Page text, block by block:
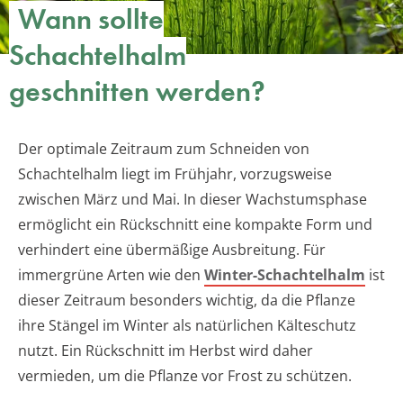
Wann sollte
Schachtelhalm
geschnitten werden?
Der optimale Zeitraum zum Schneiden von
Schachtelhalm liegt im Frühjahr, vorzugsweise
zwischen März und Mai. In dieser Wachstumsphase
ermöglicht ein Rückschnitt eine kompakte Form und
verhindert eine übermäßige Ausbreitung. Für
immergrüne Arten wie den Winter-Schachtelhalm ist
dieser Zeitraum besonders wichtig, da die Pflanze
ihre Stängel im Winter als natürlichen Kälteschutz
nutzt. Ein Rückschnitt im Herbst wird daher
vermieden, um die Pflanze vor Frost zu schützen.